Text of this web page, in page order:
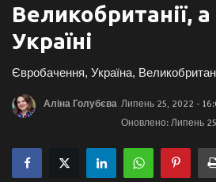
Головна
Контакти
Про нас
Правила для блогерів
Великобританії,
Україні
Євробачення, Україна,
Аліна Голубєва Липень 25, 2022 -
Оновлено: Липень